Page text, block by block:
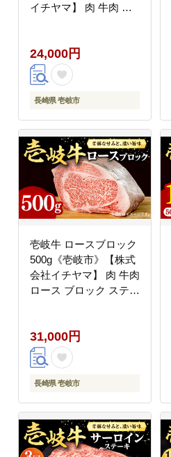
イチヤマ】 肉 牛肉 モ
24000円 のし ギフト
24,000円
長崎県 壱岐市
壱岐牛 ロースブロック
500g《壱岐市》【株式
会社イチヤマ】 肉 牛肉
ロース ブロック ステー
31,000円
長崎県 壱岐市